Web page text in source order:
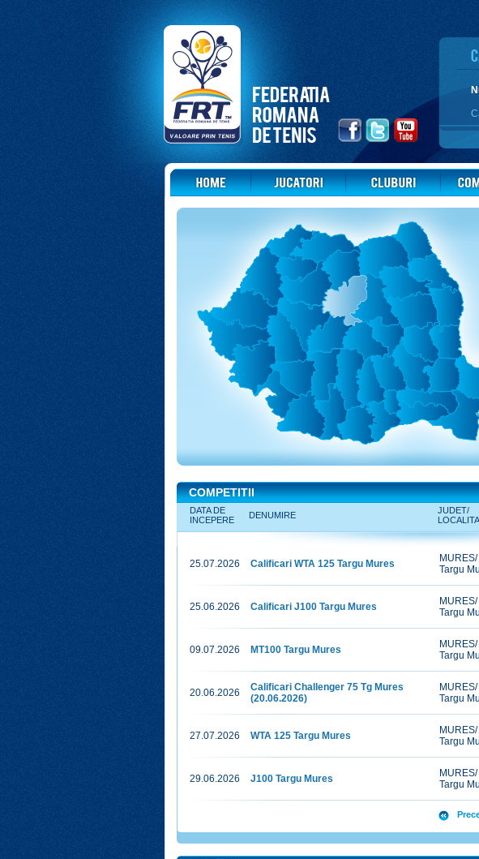
COMPETITII
DATA DE
INCEPERE
DENUMIRE
JUDET/
25.07.2026 Calificari WTA 125 Targu Mures
MURES/
Targu
25.06.2026 Calificari J100 Targu Mures
MURES/
Targu
09.07.2026 MT100 Targu Mures
MURES/
Targu
20.06.2026
Calificari Challenger 75 Tg Mures
(20.06.2026)
MURES/
Targu
27.07.2026 WTA 125 Targu Mures
MURES/
Targu
29.06.2026 J100 Targu Mures
MURES/
Targu